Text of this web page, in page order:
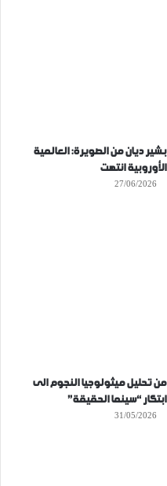
بشير ديان من الصويرة: العالمية
الأوروبية انتهت
27/06/2026
من تحليل ميثولوجيا النجوم الى
ابتكار “سينما الحقيقة”
31/05/2026